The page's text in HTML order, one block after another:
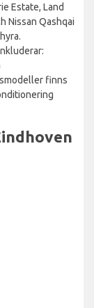
Estate, Land
Nissan Qashqai
finns